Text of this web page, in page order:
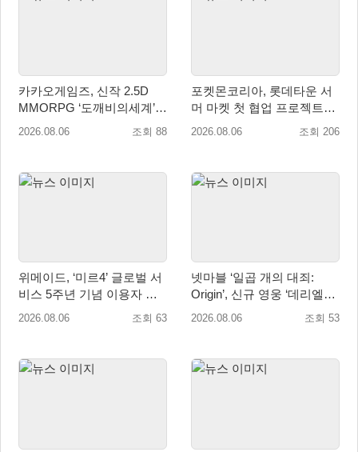
카카오게임즈, 신작 2.5D
MMORPG ‘도깨비의세계’
천만 배우 박지훈 광고 모델
2026.08.06 조회 88
포켓몬코리아, 롯데타운 서
머 마켓 첫 협업 프로젝트
‘포켓몬 별빛낙원’ 개최
2026.08.06 조회 206
위메이드, ‘미르4’ 글로벌 서
비스 5주년 기념 이용자 헌
정 영상 공개
2026.08.06 조회 63
넷마블 ‘일곱 개의 대죄:
Origin’, 신규 영웅 ‘데리엘리’
업데이트 실시
2026.08.06 조회 53